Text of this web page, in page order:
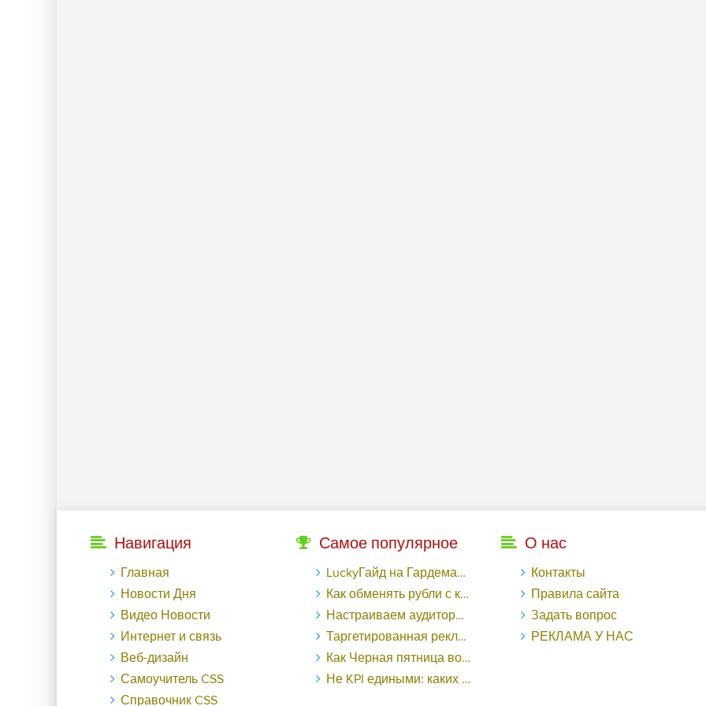
Навигация
Главная
Новости Дня
Видео Новости
Интернет и связь
Веб-дизайн
Самоучитель CSS
Справочник CSS
Самое популярное
LuckyГайд на Гардемакс с LuckyAds: 317 279 рублей за 10 дней - «Надо знать»
Как обменять рубли с карты Тинькофф на Tether ERC20 (USDT)?
Настраиваем аудиторный таргетинг в поисковой кампании Google Ads - «Заработок»
Таргетированная реклама в «Одноклассниках»: как ее настроить и нужно ли - «Заработок»
Как Черная пятница во «ВКонтакте» принесла магазину подарков 221 продажу по цене 38 рублей - «Заработок»
Не KPI едиными: каких маркетологов ценят - «Заработок»
О нас
Контакты
Правила сайта
Задать вопрос
РЕКЛАМА У НАС